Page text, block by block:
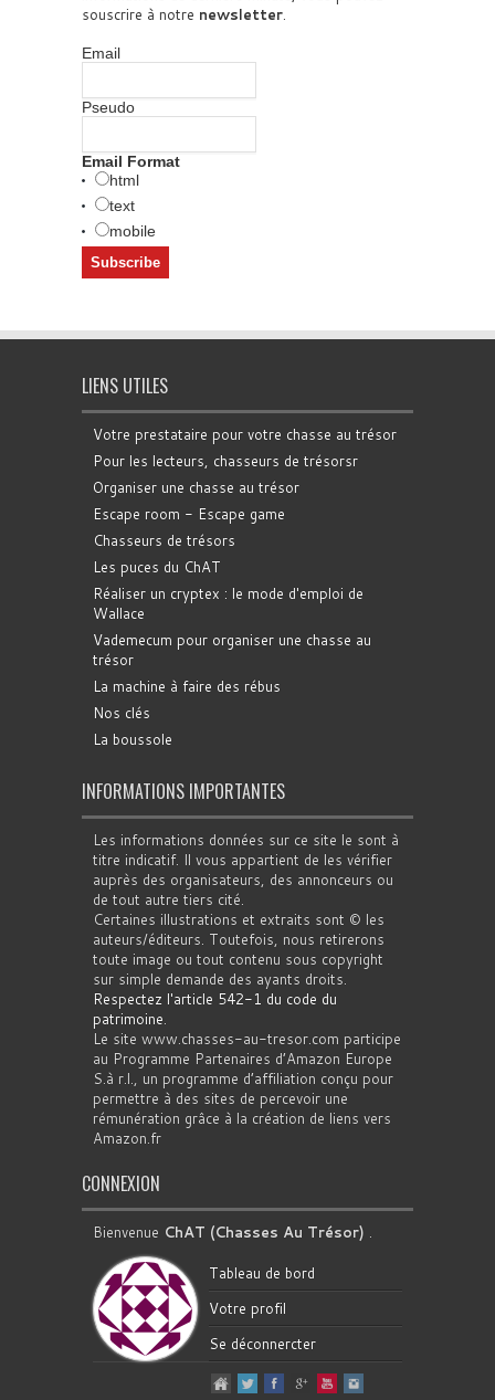
souscrire à notre newsletter.
Email
Pseudo
Email Format
html
text
mobile
LIENS UTILES
Votre prestataire pour votre chasse au trésor
Pour les lecteurs, chasseurs de trésorsr
Organiser une chasse au trésor
Escape room - Escape game
Chasseurs de trésors
Les puces du ChAT
Réaliser un cryptex : le mode d'emploi de
Wallace
Vademecum pour organiser une chasse au
trésor
La machine à faire des rébus
Nos clés
La boussole
INFORMATIONS IMPORTANTES
Les informations données sur ce site le sont à
titre indicatif. Il vous appartient de les vérifier
auprès des organisateurs, des annonceurs ou
de tout autre tiers cité.
Certaines illustrations et extraits sont © les
auteurs/éditeurs. Toutefois, nous retirerons
toute image ou tout contenu sous copyright
sur simple demande des ayants droits.
Respectez l'article 542-1 du code du
patrimoine.
Le site www.chasses-au-tresor.com participe
au Programme Partenaires d’Amazon Europe
S.à r.l., un programme d’affiliation conçu pour
permettre à des sites de percevoir une
rémunération grâce à la création de liens vers
Amazon.fr
CONNEXION
Bienvenue ChAT (Chasses Au Trésor) .
Tableau de bord
Votre profil
Se déconnercter